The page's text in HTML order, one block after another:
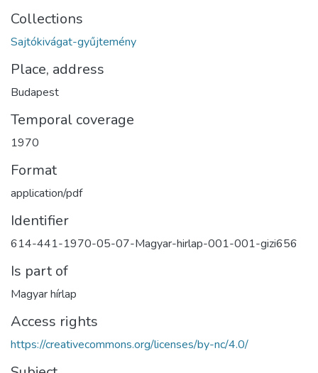
Collections
Sajtókivágat-gyűjtemény
Place, address
Budapest
Temporal coverage
1970
Format
application/pdf
Identifier
614-441-1970-05-07-Magyar-hirlap-001-001-gizi656
Is part of
Magyar hírlap
Access rights
https://creativecommons.org/licenses/by-nc/4.0/